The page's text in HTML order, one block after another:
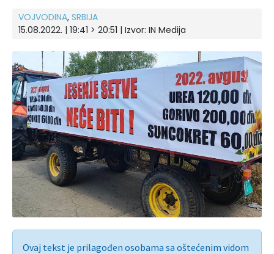
VOJVODINA, SRBIJA
15.08.2022. | 19:41 > 20:51 | Izvor: IN Medija
Ovaj tekst je prilagođen osobama sa oštećenim vidom